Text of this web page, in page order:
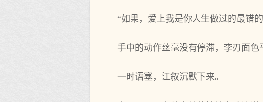
“如果，爱上我是你人生做过的最错
手中的动作丝毫没有停滞，李刃面
一时语塞，江叙沉默下来。